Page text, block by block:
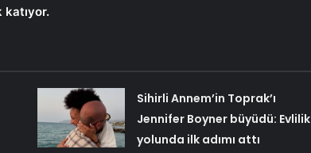
katıyor.
Sihirli Annem’in Toprak’ı
Jennifer Boyner büyüdü: Evlilik
yolunda ilk adımı attı